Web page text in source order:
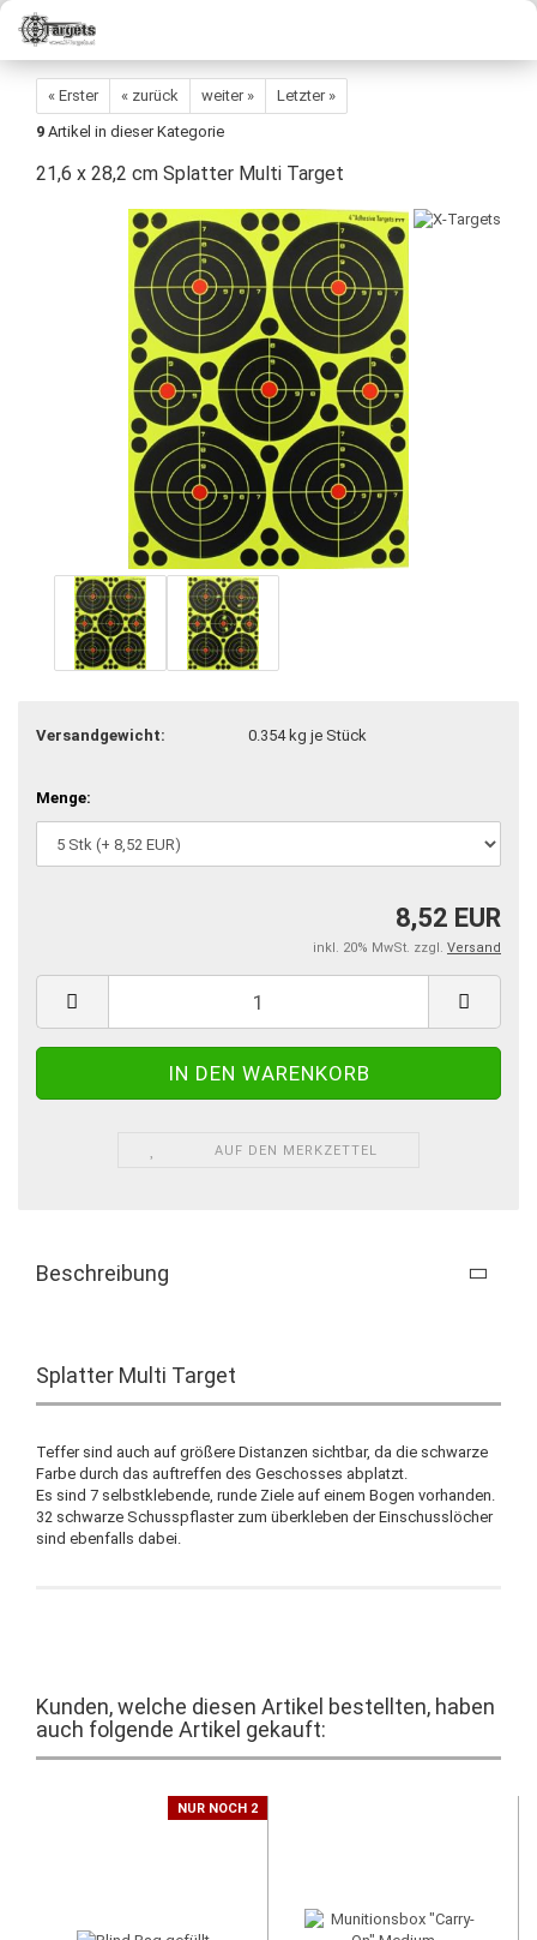
« Erster « zurück weiter »
Letzter »
9 Artikel in dieser Kategorie
21,6 x 28,2 cm Splatter Multi Target
Versandgewicht: 0.354kg je Stück
Menge:
8,52 EUR
inkl. 20% MwSt. zzgl. Versand
AUF DEN MERKZETTEL
Beschreibung
Splatter Multi Target
Teffer sind auch auf größere Distanzen sichtbar, da die schwarze
Farbe durch das auftreffen des Geschosses abplatzt.
Es sind 7 selbstklebende, runde Ziele auf einem Bogen vorhanden.
32 schwarze Schusspflaster zum überkleben der Einschusslöcher
sind ebenfalls dabei.
Kunden, welche diesen Artikel bestellten, haben
auch folgende Artikel gekauft:
NUR NOCH 2